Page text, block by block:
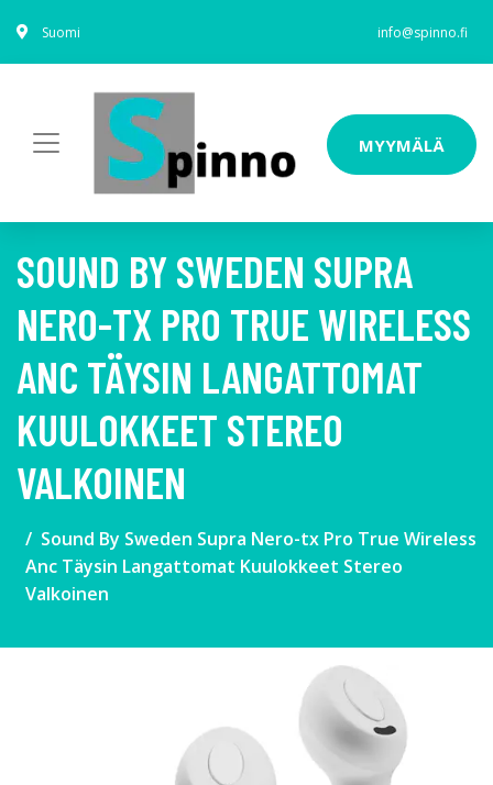
Suomi info@spinno.fi
MYYMÄLÄ
SOUND BY SWEDEN SUPRA
NERO-TX PRO TRUE WIRELESS
ANC TÄYSIN LANGATTOMAT
KUULOKKEET STEREO
VALKOINEN
Sound By Sweden Supra Nero-tx Pro True Wireless
Anc Täysin Langattomat Kuulokkeet Stereo
Valkoinen